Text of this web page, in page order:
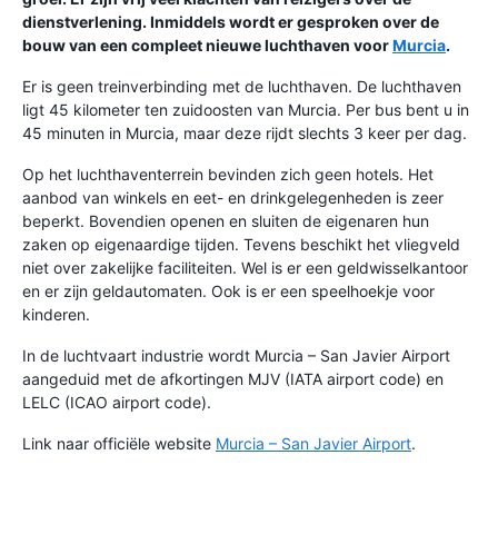
dienstverlening. Inmiddels wordt er gesproken over de
bouw van een compleet nieuwe luchthaven voorMurcia.
Er is geen treinverbinding met de luchthaven. De luchthaven
ligt 45 kilometer ten zuidoosten van Murcia. Per bus bent u in
45 minuten in Murcia, maar deze rijdt slechts 3 keer per dag.
Op het luchthaventerrein bevinden zich geen hotels. Het
aanbod van winkels en eet- en drinkgelegenheden is zeer
beperkt. Bovendien openen en sluiten de eigenaren hun
zaken op eigenaardige tijden. Tevens beschikt het vliegveld
niet over zakelijke faciliteiten. Wel is er een geldwisselkantoor
en er zijn geldautomaten. Ook is er een speelhoekje voor
kinderen.
In de luchtvaart industrie wordt Murcia – San Javier Airport
aangeduid met de afkortingen MJV (IATA airport code) en
LELC (ICAO airport code).
Link naar officiële website Murcia – San Javier Airport.